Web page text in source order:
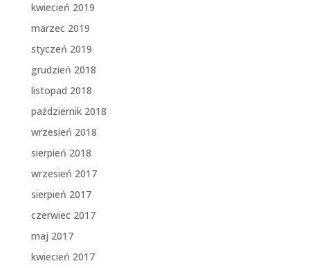
kwiecień 2019
marzec 2019
styczeń 2019
grudzień 2018
listopad 2018
październik 2018
wrzesień 2018
sierpień 2018
wrzesień 2017
sierpień 2017
czerwiec 2017
maj 2017
kwiecień 2017